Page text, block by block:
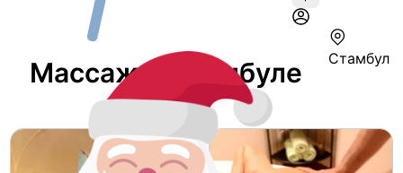
Стамбул
Массаж В Стамбуле